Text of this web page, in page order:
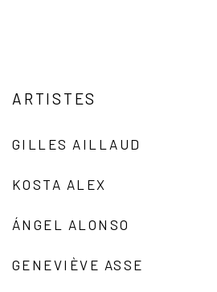
ARTISTES
GILLES AILLAUD
KOSTA ALEX
ÁNGEL ALONSO
GENEVIÈVE ASSE